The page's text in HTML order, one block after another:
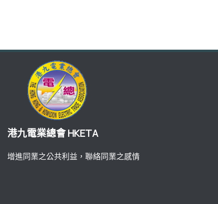
港九電業總會 HKETA
增進同業之公共利益，聯絡同業之感情